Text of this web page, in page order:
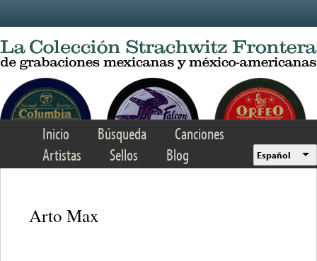
Inicio Búsqueda
Canciones
Artistas
Sellos Blog Español
Arto Max